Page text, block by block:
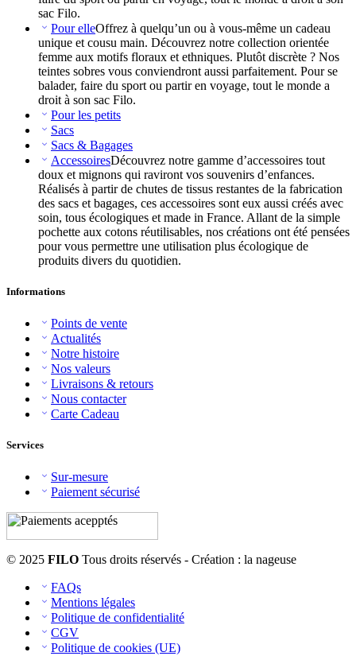
sac Filo.
Pour elleOffrez à quelqu’un ou à vous-même un cadeau
unique et cousu main. Découvrez notre collection orientée
femme aux motifs floraux et ethniques. Plutôt discrète ? Nos
teintes sobres vous conviendront aussi parfaitement. Pour se
balader, faire du sport ou partir en voyage, tout le monde a
droit à son sac Filo.
Pour les petits
Sacs
Sacs & Bagages
AccessoiresDécouvrez notre gamme d’accessoires tout
doux et mignons qui raviront vos souvenirs d’enfances.
Réalisés à partir de chutes de tissus restantes de la fabrication
des sacs et bagages, ces accessoires sont eux aussi créés avec
soin, tous écologiques et made in France. Allant de la simple
pochette aux cotons réutilisables, nos créations ont été pensées
pour vous permettre une utilisation plus écologique de
produits divers du quotidien.
Informations
Points de vente
Actualités
Notre histoire
Nos valeurs
Livraisons & retours
Nous contacter
Carte Cadeau
Services
Sur-mesure
Paiement sécurisé
© 2025 FILO Tous droits réservés - Création : la nageuse
FAQs
Mentions légales
Politique de confidentialité
CGV
Politique de cookies (UE)